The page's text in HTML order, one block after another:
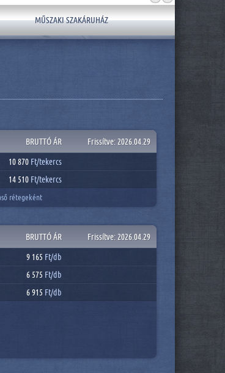
MŰSZAKI SZAKÁRUHÁZ
BRUTTÓ ÁR Frissítve: 2026.04.29
10 870 Ft/tekercs
14 510 Ft/tekercs
rétegeként
BRUTTÓ ÁR Frissítve: 2026.04.29
9 165 Ft/db
6 575 Ft/db
6 915 Ft/db